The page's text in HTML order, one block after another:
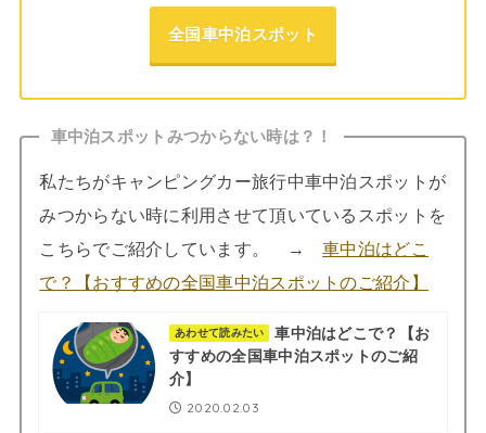
全国車中泊スポット
車中泊スポットみつからない時は？！
私たちがキャンピングカー旅行中車中泊スポットが
みつからない時に利用させて頂いているスポットを
こちらでご紹介しています。 →車中泊はどこ
で？【おすすめの全国車中泊スポットのご紹介】
あわせて読みたい
車中泊はどこで？【お
すすめの全国車中泊スポットのご紹
介】
2020.02.03